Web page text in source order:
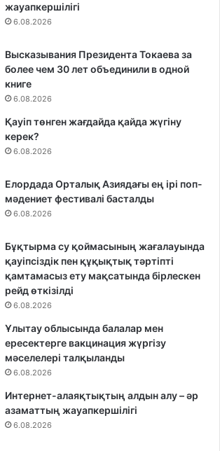
жауапкершілігі
6.08.2026
Высказывания Президента Токаева за
более чем 30 лет объединили в одной
книге
6.08.2026
Қауіп төнген жағдайда қайда жүгіну
керек?
6.08.2026
Елордада Орталық Азиядағы ең ірі поп-
мәдениет фестивалі басталды
6.08.2026
Бұқтырма су қоймасының жағалауында
қауіпсіздік пен құқықтық тәртіпті
қамтамасыз ету мақсатында бірлескен
рейд өткізілді
6.08.2026
Ұлытау облысында балалар мен
ересектерге вакцинация жүргізу
мәселелері талқыланды
6.08.2026
Интернет-алаяқтықтың алдын алу – әр
азаматтың жауапкершілігі
6.08.2026